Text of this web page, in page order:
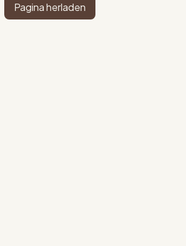
Pagina herladen